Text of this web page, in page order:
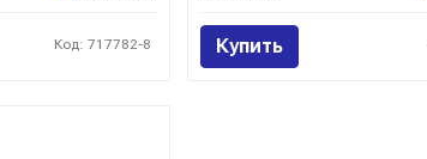
Код: 717782-8 Купить